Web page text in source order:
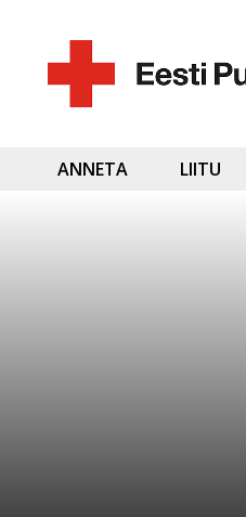
ANNETA LIITU